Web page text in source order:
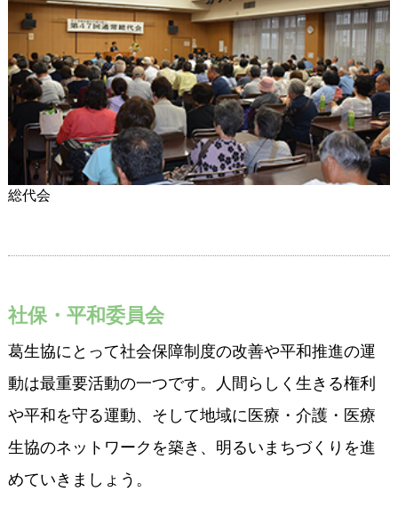
総代会
社保・平和委員会
葛生協にとって社会保障制度の改善や平和推進の運
動は最重要活動の一つです。人間らしく生きる権利
や平和を守る運動、そして地域に医療・介護・医療
生協のネットワークを築き、明るいまちづくりを進
めていきましょう。